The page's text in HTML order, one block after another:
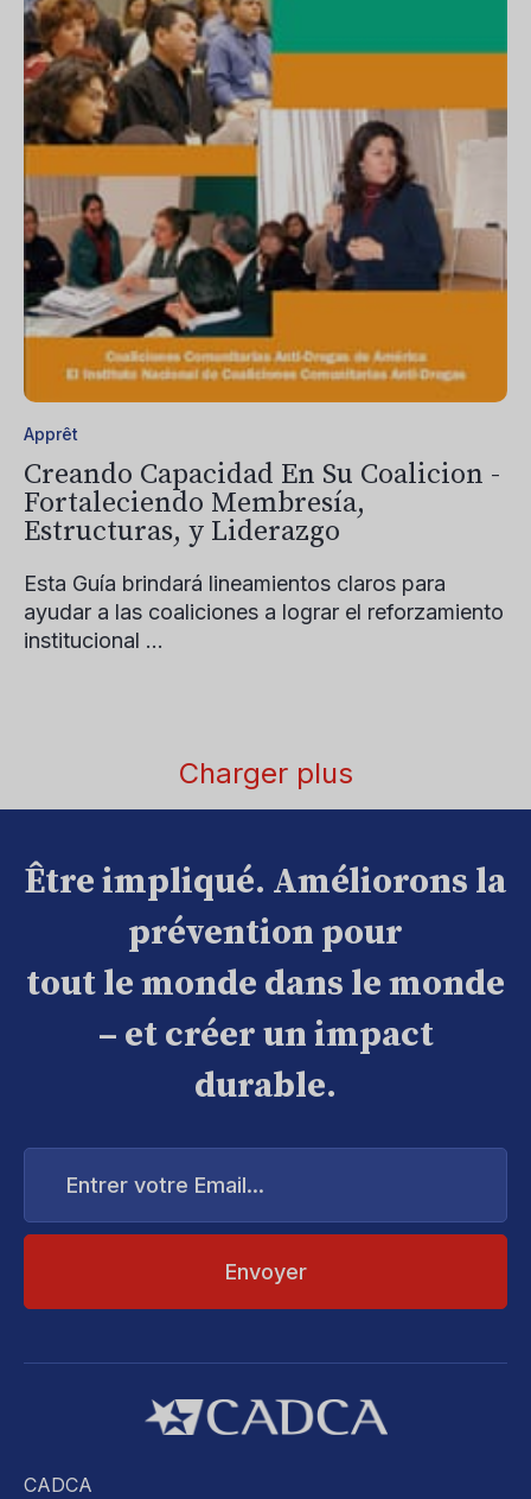
Apprêt
Creando Capacidad En Su Coalicion -
Fortaleciendo Membresía,
Estructuras, y Liderazgo
Esta Guía brindará lineamientos claros para
ayudar a las coaliciones a lograr el reforzamiento
institucional ...
Charger plus
Être impliqué. Améliorons la
prévention pour
tout le monde dans le monde
– et créer un impact
durable.
Entrer
Email...
CADCA